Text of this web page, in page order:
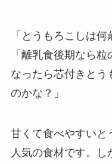
「とうもろこしは
「離乳食後期なら
なったら芯付きとう
のかな？」
甘くて食べやすいと
人気の食材です。